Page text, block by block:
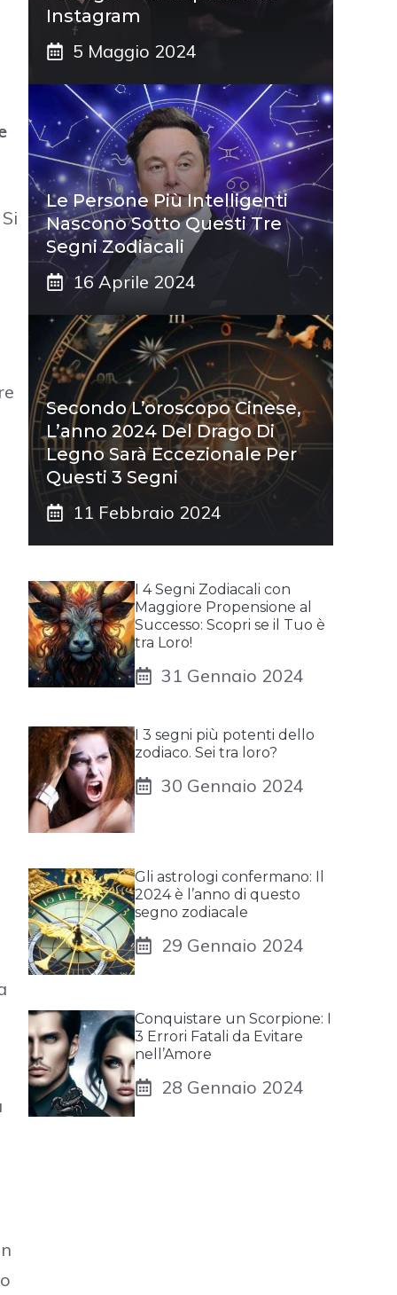
Si
Instagram
5 Maggio 2024
Le Persone Più Intelligenti
Nascono Sotto Questi Tre
Segni Zodiacali
16 Aprile 2024
Secondo L’oroscopo Cinese,
L’anno 2024 Del Drago Di
Legno Sarà Eccezionale Per
Questi 3 Segni
11 Febbraio 2024
I 4 Segni Zodiacali con
Maggiore Propensione al
Successo: Scopri se il Tuo è
tra Loro!
31 Gennaio 2024
I 3 segni più potenti dello
zodiaco. Sei tra loro?
30 Gennaio 2024
Gli astrologi confermano: Il
2024 è l’anno di questo
segno zodiacale
29 Gennaio 2024
Conquistare un Scorpione: I
3 Errori Fatali da Evitare
nell’Amore
28 Gennaio 2024